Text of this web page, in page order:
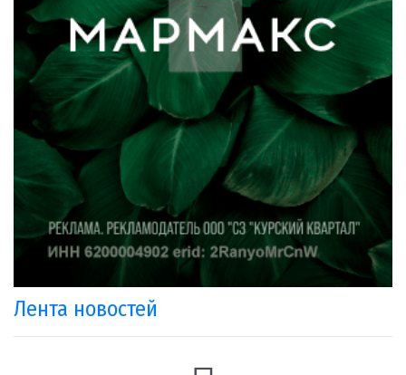
Лента новостей